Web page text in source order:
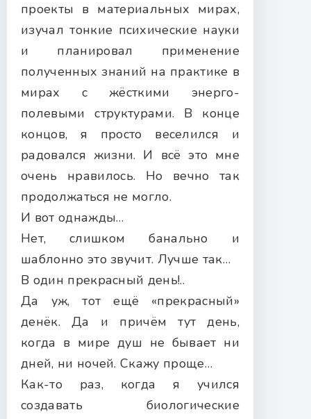
проекты в материальных мирах,
изучал тонкие психические науки
и планировал применение
полученных знаний на практике в
мирах с жёсткими энерго-
полевыми структурами. В конце
концов, я просто веселился и
радовался жизни. И всё это мне
очень нравилось. Но вечно так
продолжаться не могло.
И вот однажды…
Нет, слишком банально и
шаблонно это звучит. Лучше так…
В один прекрасный день!..
Да уж, тот ещё «прекрасный»
денёк. Да и причём тут день,
когда в мире душ не бывает ни
дней, ни ночей. Скажу проще…
Как-то раз, когда я учился
создавать биологические